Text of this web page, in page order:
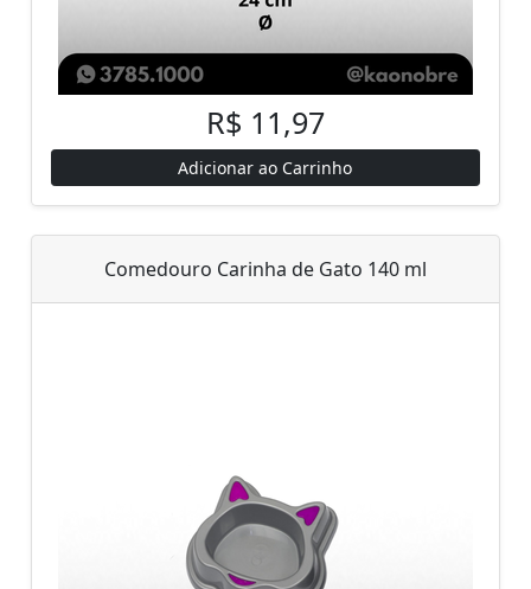
R$ 11,97
Adicionar ao Carrinho
Comedouro Carinha de Gato 140 ml